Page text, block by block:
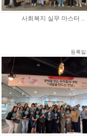
사회복지 실무 마스터 ..
등록일